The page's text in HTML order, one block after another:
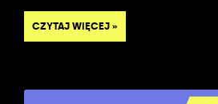
CZYTAJ WIĘCEJ »